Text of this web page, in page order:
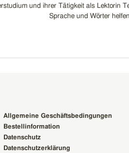
und ihrer Tätigkeit als Lektorin
Sprache und Wörter
Allgemeine Geschäftsbedingungen
Bestellinformation
Datenschutz
Datenschutzerklärung